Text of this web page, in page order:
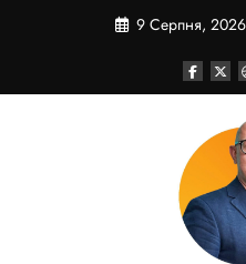
9 Серпня, 2026